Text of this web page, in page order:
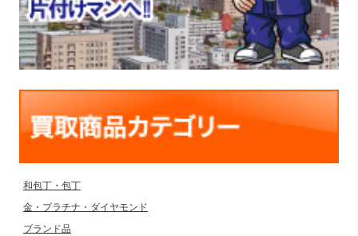
和包丁・包丁
金・プラチナ・ダイヤモンド
ブランド品